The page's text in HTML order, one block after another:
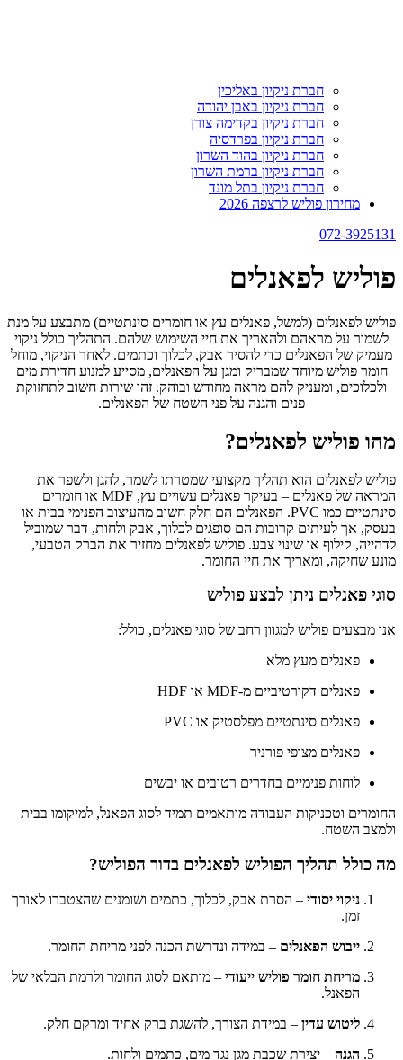
חברת ניקיון באליכין
חברת ניקיון באבן יהודה
חברת ניקיון בקדימה צורן
חברת ניקיון בפרדסיה
חברת ניקיון בהוד השרון
חברת ניקיון ברמת השרון
חברת ניקיון בתל מונד
מחירון פוליש לרצפה 2026
072-3925131
פוליש לפאנלים
פוליש לפאנלים (למשל, פאנלים עץ או חומרים סינתטיים) מתבצע על מנת
לשמור על מראהם ולהאריך את חיי השימוש שלהם. התהליך כולל ניקוי
מעמיק של הפאנלים כדי להסיר אבק, לכלוך וכתמים. לאחר הניקוי, מוחל
חומר פוליש מיוחד שמבריק ומגן על הפאנלים, מסייע למנוע חדירת מים
ולכלוכים, ומעניק להם מראה מחודש ובוהק. זהו שירות חשוב לתחזוקת
פנים והגנה על פני השטח של הפאנלים.
מהו פוליש לפאנלים?
פוליש לפאנלים הוא תהליך מקצועי שמטרתו לשמר, להגן ולשפר את
המראה של פאנלים – בעיקר פאנלים עשויים עץ, MDF או חומרים
סינתטיים כמו PVC. הפאנלים הם חלק חשוב מהעיצוב הפנימי בבית או
בעסק, אך לעיתים קרובות הם סופגים לכלוך, אבק ולחות, דבר שמוביל
לדהייה, קילוף או שינוי צבע. פוליש לפאנלים מחזיר את הברק הטבעי,
מונע שחיקה, ומאריך את חיי החומר.
סוגי פאנלים ניתן לבצע פוליש
אנו מבצעים פוליש למגוון רחב של סוגי פאנלים, כולל:
פאנלים מעץ מלא
פאנלים דקורטיביים מ-MDF או HDF
פאנלים סינתטיים מפלסטיק או PVC
פאנלים מצופי פורניר
לוחות פנימיים בחדרים רטובים או יבשים
החומרים וטכניקות העבודה מותאמים תמיד לסוג הפאנל, למיקומו בבית
ולמצב השטח.
מה כולל תהליך הפוליש לפאנלים בדור הפוליש?
ניקוי יסודי – הסרת אבק, לכלוך, כתמים ושומנים שהצטברו לאורך
זמן.
ייבוש הפאנלים – במידה ונדרשת הכנה לפני מריחת החומר.
מריחת חומר פוליש ייעודי – מותאם לסוג החומר ולרמת הבלאי של
הפאנל.
ליטוש עדין – במידת הצורך, להשגת ברק אחיד ומרקם חלק.
הגנה – יצירת שכבת מגן נגד מים, כתמים ולחות.